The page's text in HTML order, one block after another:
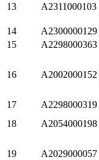
13 A2311000103
14 A2300000129
15
A2298000363
16 A2002000152
17 A2298000319
18
A2054000198
19 A2029000057